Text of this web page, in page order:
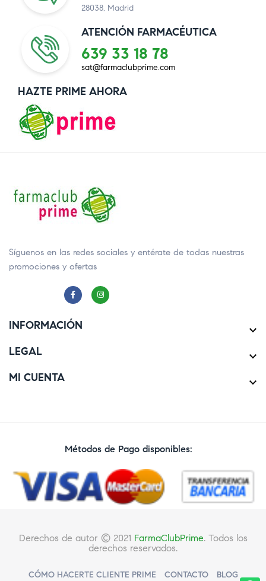
28038, Madrid
ATENCIÓN FARMACÉUTICA
639 33 18 78
sat@farmaclubprime.com
HAZTE PRIME AHORA
Síguenos en las redes sociales y entérate de todas nuestras
promociones y ofertas
INFORMACIÓN 
LEGAL 
MI CUENTA 
Métodos de Pago disponibles:
Derechos de autor © 2021 FarmaClubPrime. Todos los
derechos reservados.
CÓMO HACERTE CLIENTE PRIME CONTACTO BLOG